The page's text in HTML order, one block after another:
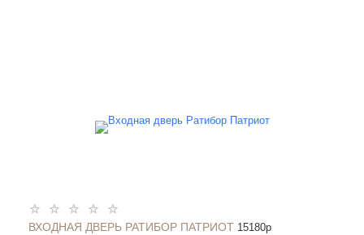
ВХОДНАЯ ДВЕРЬ РАТИБОР ПАТРИОТ 15180p